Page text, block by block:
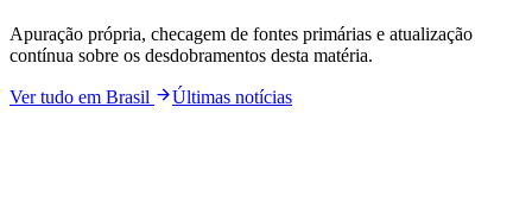
Apuração própria, checagem de fontes primárias e atualização
contínua sobre os desdobramentos desta matéria.
Ver tudo em Brasil Últimas notícias